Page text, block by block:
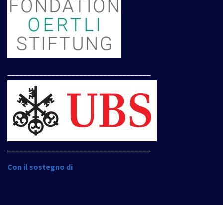
Con il sostegno di